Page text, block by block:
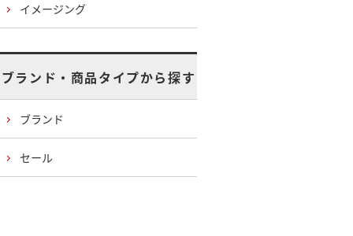
イメージング
ブランド・商品タイプから探す
ブランド
セール